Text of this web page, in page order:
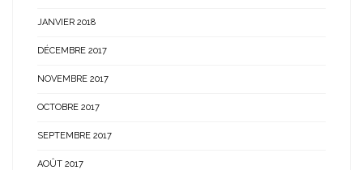
JANVIER 2018
DÉCEMBRE 2017
NOVEMBRE 2017
OCTOBRE 2017
SEPTEMBRE 2017
AOÛT 2017